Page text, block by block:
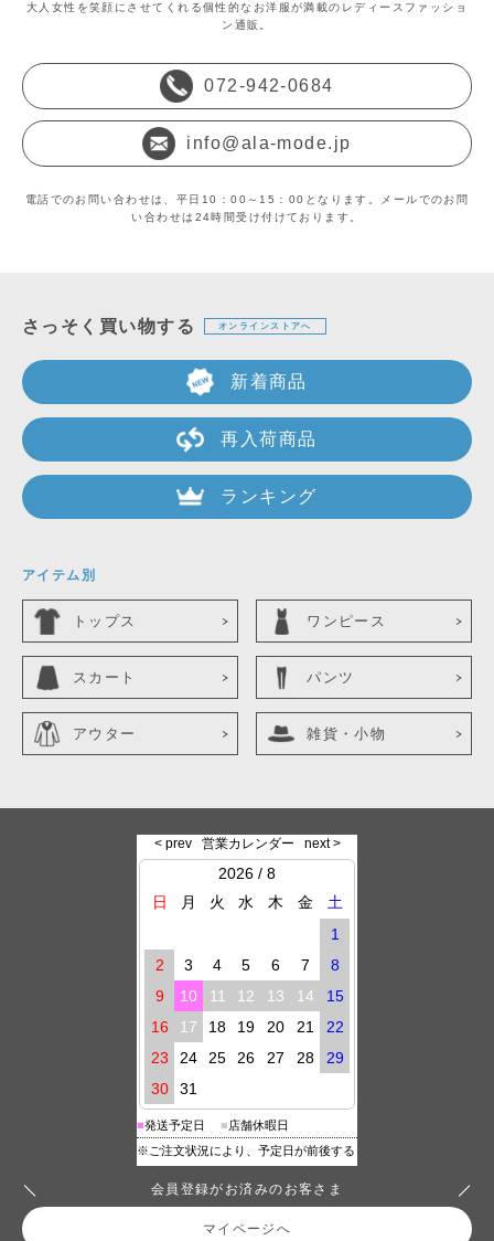
大人女性を笑顔にさせてくれる個性的なお洋服が満載のレディースファッショ
ン通販。
072-942-0684
info@ala-mode.jp
電話でのお問い合わせは、平日10：00～15：00となります。メールでのお問
い合わせは24時間受け付けております。
さっそく買い物する オンラインストアへ
新着商品
再入荷商品
ランキング
アイテム別
トップス ワンピース
スカート パンツ
アウター 雑貨・小物
会員登録がお済みのお客さま
マイページへ